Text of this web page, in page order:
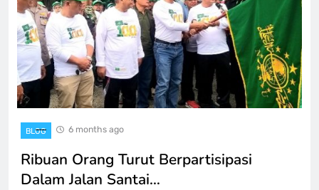
BLOG 6 months ago
Ribuan Orang Turut Berpartisipasi
Dalam Jalan Santai…